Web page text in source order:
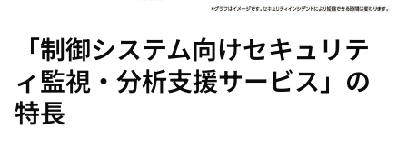
「制御システム向けセキュリテ
ィ監視・分析支援サービス」の
特長